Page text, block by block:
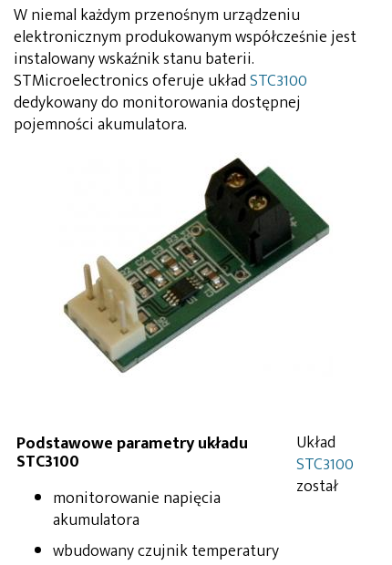
W niemal każdym przenośnym urządzeniu
elektronicznym produkowanym współcześnie jest
instalowany wskaźnik stanu baterii.
STMicroelectronics oferuje układSTC3100
dedykowany do monitorowania dostępnej
pojemności akumulatora.
Podstawowe parametry układu
STC3100
monitorowanie napięcia
akumulatora
wbudowany czujnik temperatury
Układ
STC3100
został